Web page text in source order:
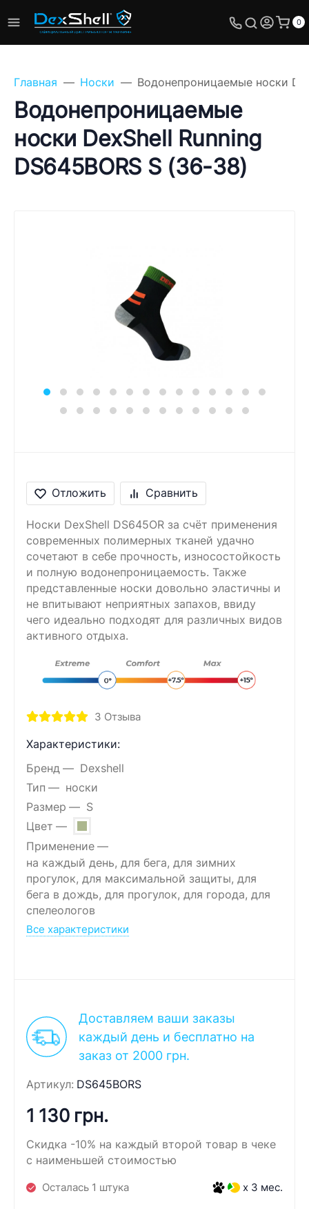
0
Главная Носки Водонепроницаемые носки
Водонепроницаемые
носки DexShell Running
DS645BORS S (36-38)
Отложить Сравнить
Носки DexShell DS645OR за счёт применения
современных полимерных тканей удачно
сочетают в себе прочность, износостойкость
и полную водонепроницаемость. Также
представленные носки довольно эластичны и
не впитывают неприятных запахов, ввиду
чего идеально подходят для различных видов
активного отдыха.
3 Отзыва
Характеристики:
Бренд
Dexshell
Тип
носки
Размер
S
Цвет
Применение
на каждый день, для бега, для зимних
прогулок, для максимальной защиты, для
бега в дождь, для прогулок, для города, для
спелеологов
Все характеристики
Доставляем ваши заказы
каждый день и бесплатно на
заказ от 2000 грн.
Артикул: DS645BORS
1 130 грн.
Скидка -10% на каждый второй товар в чеке
с наименьшей стоимостью
Осталась 1 штука x 3 мес.
Задайте свой вопрос,
мы обязательно
Введите правильный